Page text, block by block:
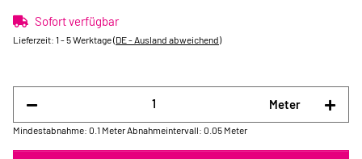
Sofort verfügbar
Lieferzeit: 1 - 5 Werktage(DE - Ausland abweichend)
Meter
Mindestabnahme: 0.1 Meter Abnahmeintervall: 0.05 Meter